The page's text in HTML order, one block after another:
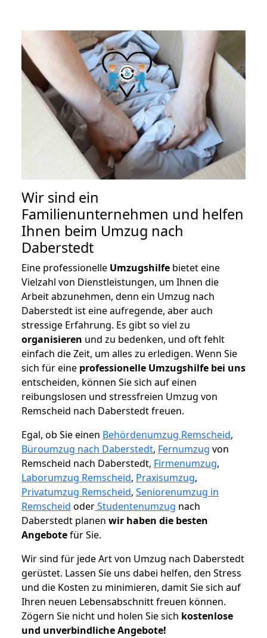
Wir sind ein
Familienunternehmen und helfen
Ihnen beim Umzug nach
Daberstedt
Eine professionelle Umzugshilfe bietet eine
Vielzahl von Dienstleistungen, um Ihnen die
Arbeit abzunehmen, denn ein Umzug nach
Daberstedt ist eine aufregende, aber auch
stressige Erfahrung. Es gibt so viel zu
organisieren und zu bedenken, und oft fehlt
einfach die Zeit, um alles zu erledigen. Wenn Sie
sich für eine professionelle Umzugshilfe bei uns
entscheiden, können Sie sich auf einen
reibungslosen und stressfreien Umzug von
Remscheid nach Daberstedt freuen.
Egal, ob Sie einen Behördenumzug Remscheid,
Büroumzug nach Daberstedt, Fernumzug von
Remscheid nach Daberstedt, Firmenumzug,
Laborumzug Remscheid, Praxisumzug,
Privatumzug Remscheid, Seniorenumzug in
Remscheid oderStudentenumzug nach
Daberstedt planen wir haben die besten
Angebotefür Sie.
Wir sind für jede Art von Umzug nach Daberstedt
gerüstet. Lassen Sie uns dabei helfen, den Stress
und die Kosten zu minimieren, damit Sie sich auf
Ihren neuen Lebensabschnitt freuen können.
Zögern Sie nicht und holen Sie sich kostenlose
und unverbindliche Angebote!